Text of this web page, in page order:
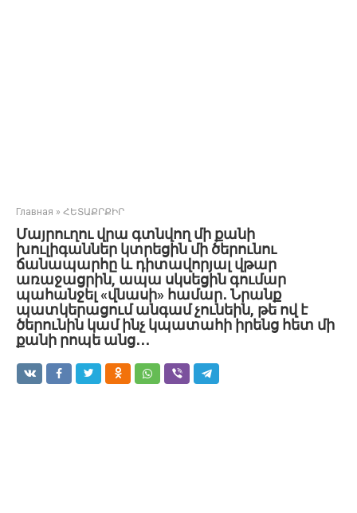
Главная » ՀԵՏԱՔՐՔԻՐ
Մայրուղու վրա գտնվող մի քանի
խուլիգաններ կտրեցին մի ծերունու
ճանապարհը և դիտավորյալ վթար
առաջացրին, ապա սկսեցին գումար
պահանջել «վնասի» համար․ Նրանք
պատկերացում անգամ չունեին, թե ով է
ծերունին կամ ինչ կպատահի իրենց հետ մի
քանի րոպե անց․․․